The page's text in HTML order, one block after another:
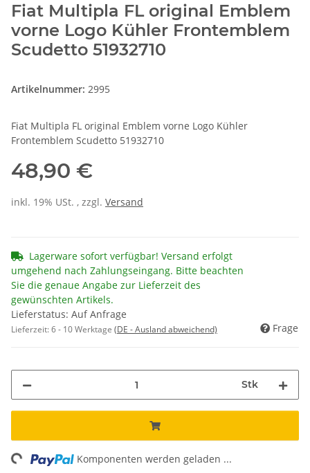
Fiat Multipla FL original Emblem
vorne Logo Kühler Frontemblem
Scudetto 51932710
Artikelnummer: 2995
Fiat Multipla FL original Emblem vorne Logo Kühler
Frontemblem Scudetto 51932710
48,90 €
inkl. 19% USt. , zzgl. Versand
Lagerware sofort verfügbar! Versand erfolgt
umgehend nach Zahlungseingang. Bitte beachten
Sie die genaue Angabe zur Lieferzeit des
gewünschten Artikels.
Lieferstatus: Auf Anfrage
Lieferzeit:6 - 10 Werktage (DE - Ausland abweichend) Frage
Stk
Komponenten werden geladen ...